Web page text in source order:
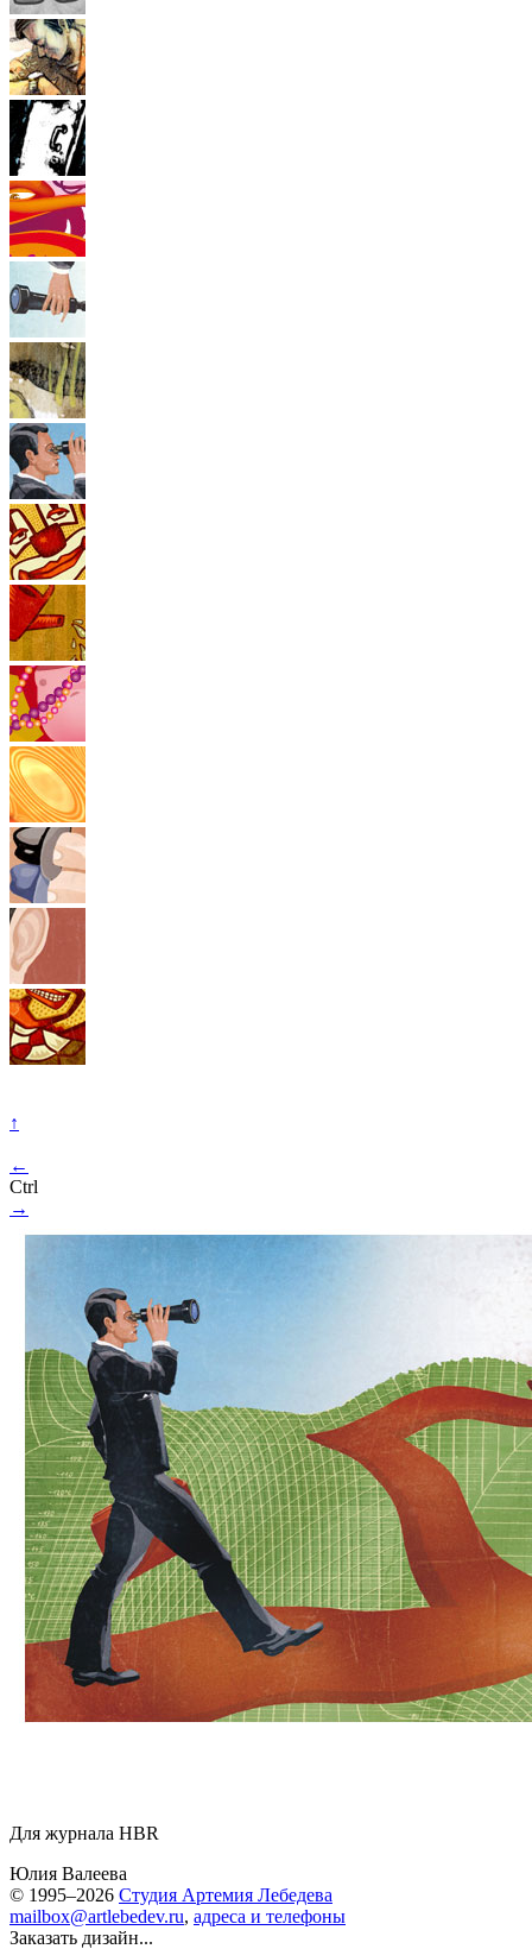
↑
←
Ctrl
→
Для журнала HBR
Юлия Валеева
© 1995–2026 Студия Артемия Лебедева
mailbox@artlebedev.ru, адреса и телефоны
Заказать дизайн...